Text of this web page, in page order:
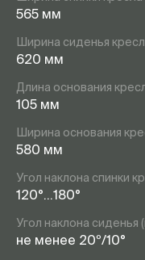
565 мм
Ширина сиденья
620 мм
Длина основания
105 мм
Ширина основания
580 мм
Угол наклона спинки
120°…180°
Угол наклона сиденья
не менее 20º/10°